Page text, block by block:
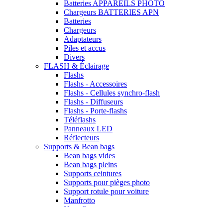
Batteries APPAREILS PHOTO
Chargeurs BATTERIES APN
Batteries
Chargeurs
Adaptateurs
Piles et accus
Divers
FLASH & Éclairage
Flashs
Flashs - Accessoires
Flashs - Cellules synchro-flash
Flashs - Diffuseurs
Flashs - Porte-flashs
Téléflashs
Panneaux LED
Réflecteurs
Supports & Bean bags
Bean bags vides
Bean bags pleins
Supports ceintures
Supports pour pièges photo
Support rotule pour voiture
Manfrotto